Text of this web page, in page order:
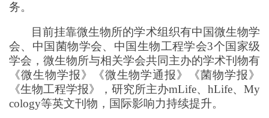
务。
目前挂靠微生物所的学术组织有中国微生物学
会、中国菌物学会、中国生物工程学会3个国家级
学会，微生物所与相关学会共同主办的学术刊物有
《微生物学报》《微生物学通报》《菌物学报》
《生物工程学报》，研究所主办mLife、hLife、My
cology等英文刊物，国际影响力持续提升。